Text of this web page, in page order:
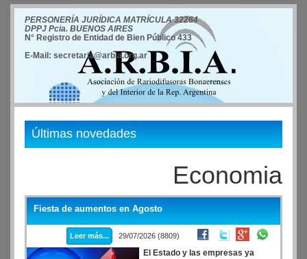
PERSONERÍA JURÍDICA MATRÍCULA 32264
DPPJ Pcia. BUENOS AIRES
N° Registro de Entidad de Bien Público 433
E-Mail: secretaria@arbia.org.ar
Últimas novedades
Economia
Fiesta de aumentos en Agosto
Leer más... 29/07/2026 (8809)
El Estado y las empresas ya